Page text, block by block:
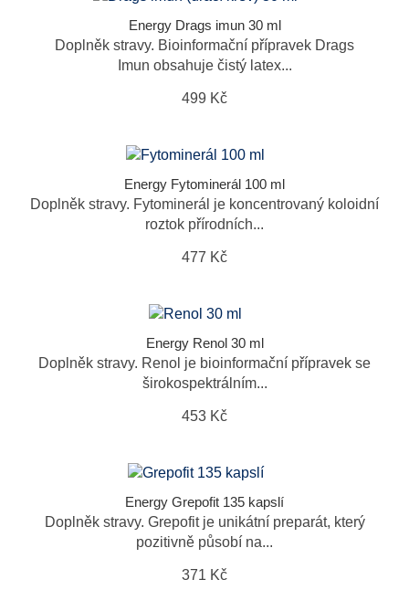
Energy Drags imun 30 ml
Doplněk stravy. Bioinformační přípravek Drags
Imun obsahuje čistý latex...
499 Kč
Energy Fytominerál 100 ml
Doplněk stravy. Fytominerál je koncentrovaný koloidní
roztok přírodních...
477 Kč
Energy Renol 30 ml
Doplněk stravy. Renol je bioinformační přípravek se
širokospektrálním...
453 Kč
Energy Grepofit 135 kapslí
Doplněk stravy. Grepofit je unikátní preparát, který
pozitivně působí na...
371 Kč